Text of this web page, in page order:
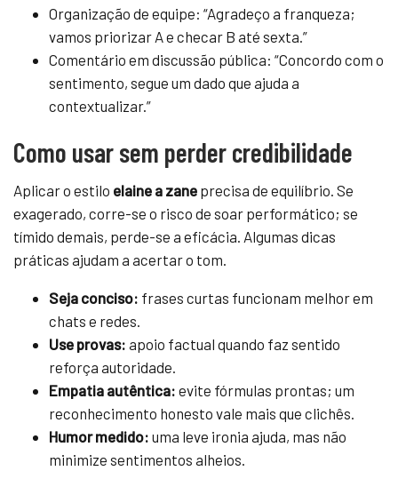
Organização de equipe: “Agradeço a franqueza;
vamos priorizar A e checar B até sexta.”
Comentário em discussão pública: “Concordo com o
sentimento, segue um dado que ajuda a
contextualizar.”
Como usar sem perder credibilidade
Aplicar o estilo elaine a zane precisa de equilíbrio. Se
exagerado, corre-se o risco de soar performático; se
tímido demais, perde-se a eficácia. Algumas dicas
práticas ajudam a acertar o tom.
Seja conciso: frases curtas funcionam melhor em
chats e redes.
Use provas: apoio factual quando faz sentido
reforça autoridade.
Empatia autêntica: evite fórmulas prontas; um
reconhecimento honesto vale mais que clichês.
Humor medido: uma leve ironia ajuda, mas não
minimize sentimentos alheios.